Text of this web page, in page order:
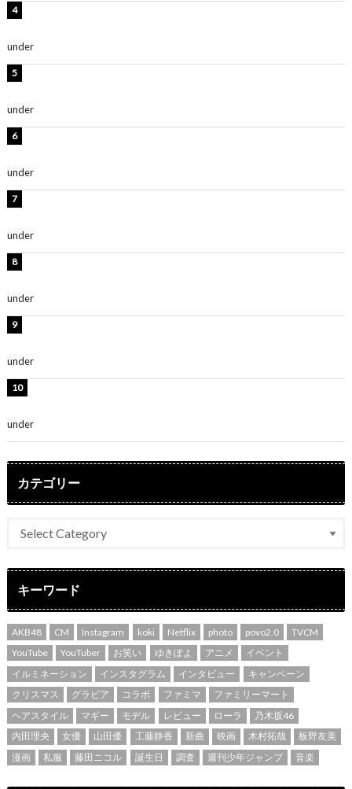
under
under
under
under
under
under
under
カテゴリー
キーワード
AKB48 CM Instagram koki Netflix photo povo2.0
TVCM
YouTube
YouTuber お笑い ゆきぽよ アニメ
イベント
イルミネーション
インスタグラム インタビュー
キャンペーン
クリスマス
グラビア コラボ ファミマ
ファミリーマート
ヘアスタイル
マギー モデル レビュー ローラ
乃木坂46
内田理央
女優 山田優 工藤静香 新曲 映画 木村拓哉
板野友美
漫画
私服 藤田ニコル 誕生日 調査 週刊少年ジャンプ 音楽